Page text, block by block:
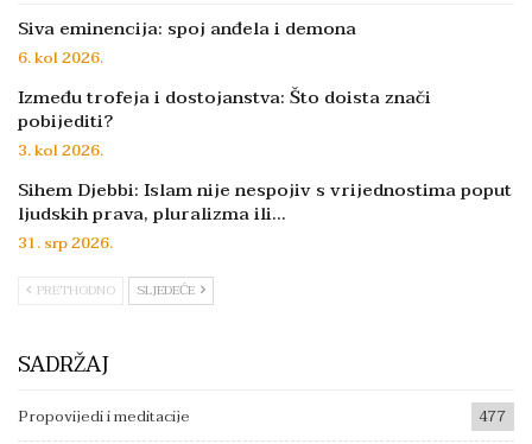
Siva eminencija: spoj anđela i demona
6. kol 2026.
Između trofeja i dostojanstva: Što doista znači
pobijediti?
3. kol 2026.
Sihem Djebbi: Islam nije nespojiv s vrijednostima poput
ljudskih prava, pluralizma ili…
31. srp 2026.
PRETHODNO SLJEDEĆE
SADRŽAJ
Propovijedi i meditacije
477